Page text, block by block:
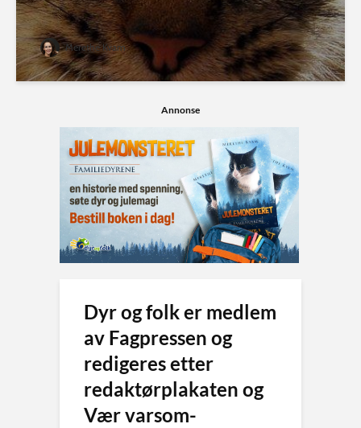
Merethe Kvam
Annonse
Dyr og folk er medlem
av Fagpressen og
redigeres etter
redaktørplakaten og
Vær varsom-